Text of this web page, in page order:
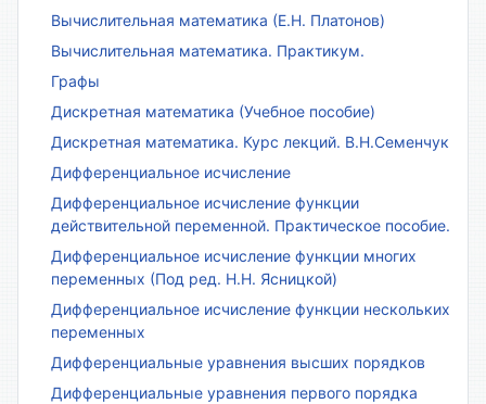
Вычислительная математика (Е.Н. Платонов)
Вычислительная математика. Практикум.
Графы
Дискретная математика (Учебное пособие)
Дискретная математика. Курс лекций. В.Н.Семенчук
Дифференциальное исчисление
Дифференциальное исчисление функции
действительной переменной. Практическое пособие.
Дифференциальное исчисление функции многих
переменных (Под ред. Н.Н. Ясницкой)
Дифференциальное исчисление функции нескольких
переменных
Дифференциальные уравнения высших порядков
Дифференциальные уравнения первого порядка